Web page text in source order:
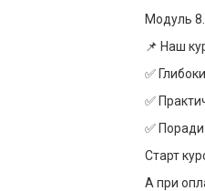
Модуль
📌 Наш
✅
✅
✅ Поради
Старт
А при